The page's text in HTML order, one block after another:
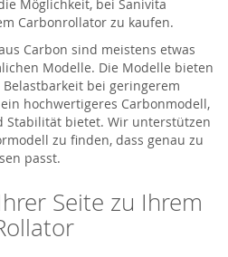
Möglichkeit, bei Sanivita
Carbonrollator zu kaufen.
Carbon sind meistens etwas
Modelle. Die Modelle bieten
bei geringerem
hochwertigeres Carbonmodell,
Stabilität bietet. Wir unterstützen
zu finden, dass genau zu
passt.
Seite zu Ihrem